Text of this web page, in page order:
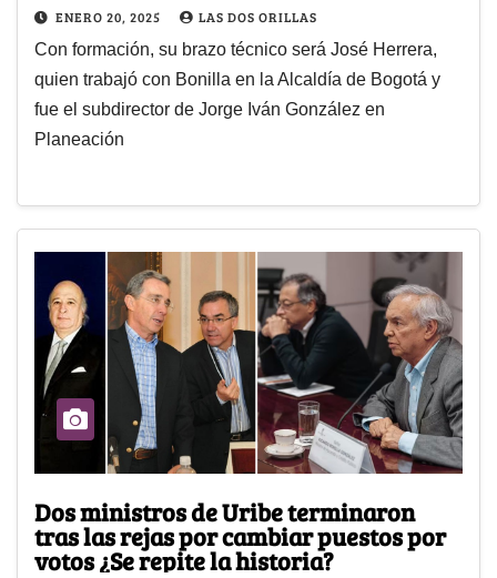
ENERO 20, 2025 LAS DOS ORILLAS
Con formación, su brazo técnico será José Herrera,
quien trabajó con Bonilla en la Alcaldía de Bogotá y
fue el subdirector de Jorge Iván González en
Planeación
Dos ministros de Uribe terminaron
tras las rejas por cambiar puestos por
votos ¿Se repite la historia?